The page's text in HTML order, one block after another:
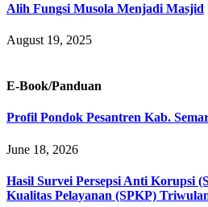
Alih Fungsi Musola Menjadi Masjid
August 19, 2025
E-Book/Panduan
Profil Pondok Pesantren Kab.
June 18, 2026
Hasil Survei Persepsi Anti Korupsi
Kualitas Pelayanan (SPKP)